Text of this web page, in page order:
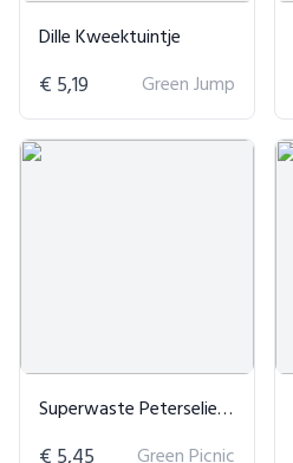
Dille Kweektuintje
€ 5,19 Green Jump
Superwaste Peterselie Kweektuin
€ 5,45 Green Picnic